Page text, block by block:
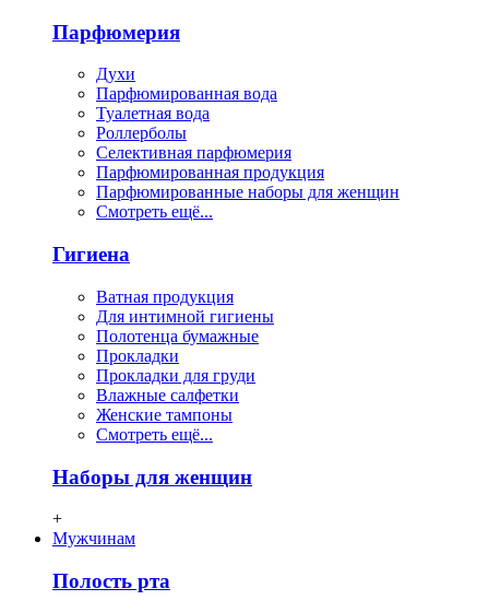
Парфюмерия
Духи
Парфюмированная вода
Туалетная вода
Роллерболы
Селективная парфюмерия
Парфюмированная продукция
Парфюмированные наборы для женщин
Смотреть ещё...
Гигиена
Ватная продукция
Для интимной гигиены
Полотенца бумажные
Прокладки
Прокладки для груди
Влажные салфетки
Женские тампоны
Смотреть ещё...
Наборы для женщин
+
Мужчинам
Полость рта